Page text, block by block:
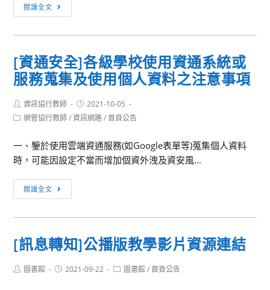
學
校
人
員
差、
理
各
會
議、
校
外
教
閱讀全文
訊
網
本
校
帳
號
於
110/12/31
停
務
[資通安全]各級學校使用資通系統或
服務蒐集及使用個人資料之注意事項
Post
author:
資訊協行教師
Post
published:
2021-10-05
Post網管協行教師 / 資訊網路 / 首頁公告
一、鑒於使用雲端資通服務(如Google表單等)蒐集個人資料
時，可能因設定不當而增加個資外洩及資安風...
閱讀全文
通
安
各
學
[訊息轉知]公播版教學影片資源連結
Post圖書館
Post2021-09-22
Post圖書館 / 首頁公告